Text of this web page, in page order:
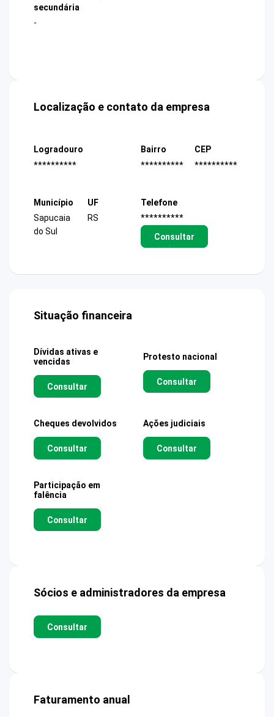
secundária
-
Localização e contato da empresa
Logradouro
**********
Bairro
**********
CEP
**********
Município
Sapucaia
do Sul
UF
RS
Telefone
**********
Consultar
Situação financeira
Dívidas ativas e
vencidas
Consultar
Protesto nacional
Consultar
Cheques devolvidos
Consultar
Ações judiciais
Consultar
Participação em
falência
Consultar
Sócios e administradores da empresa
Consultar
Faturamento anual